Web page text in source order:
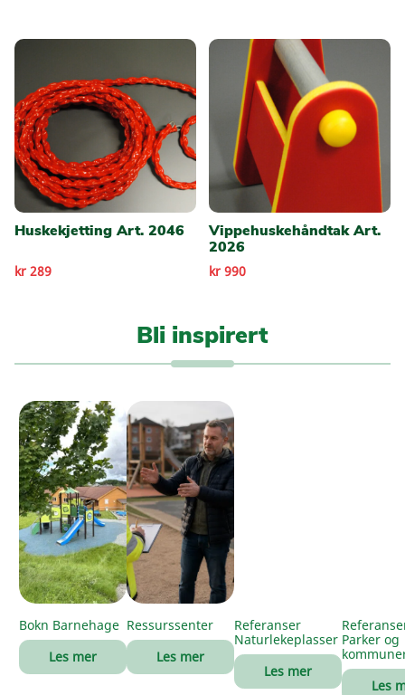
Huskekjetting Art. 2046
kr 289
Vippehuskehåndtak Art.
2026
kr 990
Bli inspirert
Bokn Barnehage
Les mer
Ressurssenter
Les mer
Referanser
Naturlekeplasser
Les mer
Parker og
Les